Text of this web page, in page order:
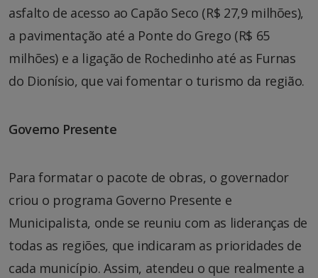
asfalto de acesso ao Capão Seco (R$ 27,9 milhões),
a pavimentação até a Ponte do Grego (R$ 65
milhões) e a ligação de Rochedinho até as Furnas
do Dionísio, que vai fomentar o turismo da região.
Governo Presente
Para formatar o pacote de obras, o governador
criou o programa Governo Presente e
Municipalista, onde se reuniu com as lideranças de
todas as regiões, que indicaram as prioridades de
cada município. Assim, atendeu o que realmente a